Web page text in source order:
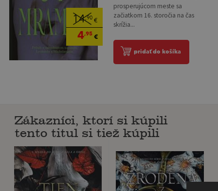
14,90€
4,95€
prosperujúcom meste sa
začiatkom 16. storočia na čas
skrížia...
pridať do košíka
Zákazníci, ktorí si kúpili
tento titul si tiež kúpili